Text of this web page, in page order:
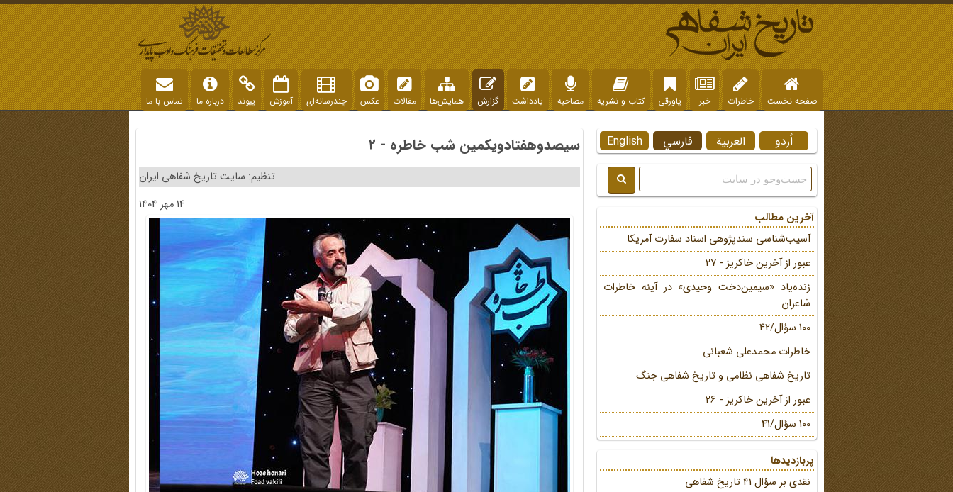
صفحه نخست خاطرات خبر پاورقی کتاب و نشریه مصاحبه یادداشت گزارش همایش‌ها مقالات عکس چندرسانه‌ای آموزش پیوند درباره ما تماس با ما
سیصدوهفتادویکمین شب خاطره - 2
تنظیم: سایت تاریخ شفاهی ایران
14 مهر 1404
English فارسي العربية اُردو
آخرین مطالب
آسیب‌شناسی سندپژوهی اسناد سفارت آمریکا
عبور از آخرین خاکریز - 27
زنده‌یاد «سیمین‌دخت وحیدی» در آینه خاطرات
شاعران
100 سؤال/42
خاطرات محمد‌علی شعبانی
تاریخ شفاهی نظامی و تاریخ شفاهی جنگ
عبور از آخرین خاکریز - 26
100 سؤال/41
پربازدیدها
نقدی بر سؤال 41 تاریخ شفاهی